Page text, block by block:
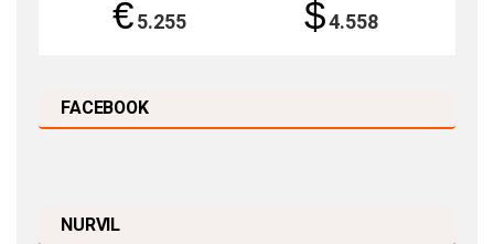
€5.255 $4.558
FACEBOOK
NURVIL